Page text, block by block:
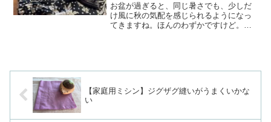
お盆が過ぎると、同じ暑さでも、少しだ
け風に秋の気配を感じられるようになっ
てきますね。ほんのわずかですけど。夏
【家庭用ミシン】ジグザグ縫いがうまくいかな
い